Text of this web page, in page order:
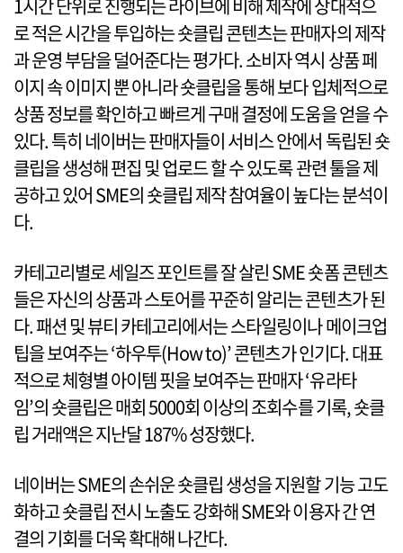
1시간 단위로 진행되는 라이브에 비해 제작에 상대적으
로 적은 시간을 투입하는 숏클립 콘텐츠는 판매자의 제작
과 운영 부담을 덜어준다는 평가다. 소비자 역시 상품 페
이지 속 이미지 뿐 아니라 숏클립을 통해 보다 입체적으로
상품 정보를 확인하고 빠르게 구매 결정에 도움을 얻을 수
있다. 특히 네이버는 판매자들이 서비스 안에서 독립된 숏
클립을 생성해 편집 및 업로드 할 수 있도록 관련 툴을 제
공하고 있어 SME의 숏클립 제작 참여율이 높다는 분석이
다.
카테고리별로 세일즈 포인트를 잘 살린 SME 숏폼 콘텐츠
들은 자신의 상품과 스토어를 꾸준히 알리는 콘텐츠가 된
다. 패션 및 뷰티 카테고리에서는 스타일링이나 메이크업
팁을 보여주는 ‘하우투(How to)’ 콘텐츠가 인기다. 대표
적으로 체형별 아이템 핏을 보여주는 판매자 ‘유라타
임’의 숏클립은 매회 5000회 이상의 조회수를 기록, 숏클
립 거래액은 지난달 187% 성장했다.
네이버는 SME의 손쉬운 숏클립 생성을 지원할 기능 고도
화하고 숏클립 전시 노출도 강화해 SME와 이용자 간 연
결의 기회를 더욱 확대해 나간다.